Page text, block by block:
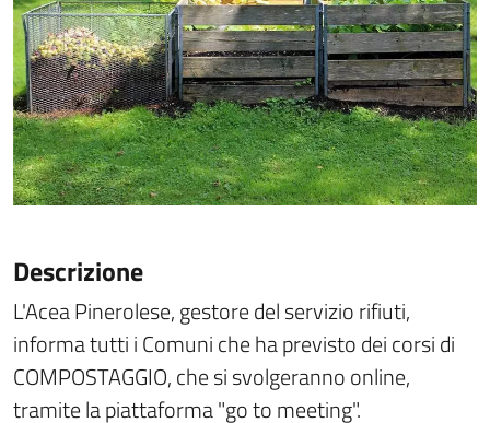
Descrizione
L'Acea Pinerolese, gestore del servizio rifiuti,
informa tutti i Comuni che ha previsto dei corsi di
COMPOSTAGGIO, che si svolgeranno online,
tramite la piattaforma "go to meeting".